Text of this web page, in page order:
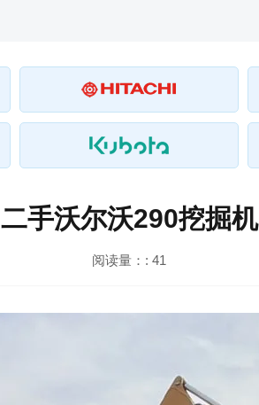
二手沃尔沃290挖掘机
阅读量：: 41